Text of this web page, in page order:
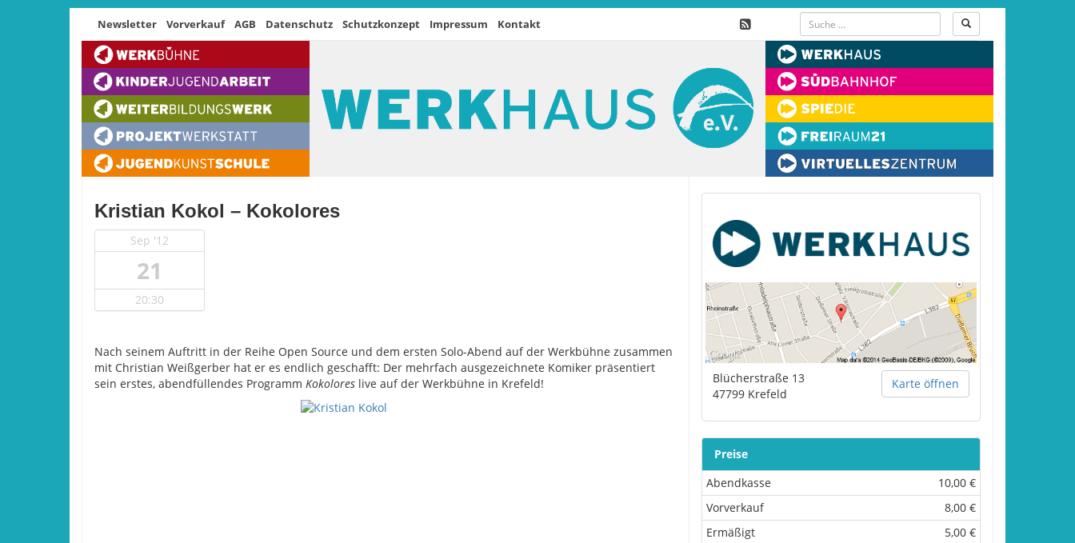
Newsletter Vorverkauf AGB Datenschutz Schutzkonzept Impressum Kontakt
Kristian Kokol – Kokolores
Sep '12
21
20:30
Nach seinem Auftritt in der Reihe Open Source und dem ersten Solo-Abend auf der Werkbühne zusammen
mit Christian Weißgerber hat er es endlich geschafft: Der mehrfach ausgezeichnete Komiker präsentiert
sein erstes, abendfüllendes Programm Kokolores live auf der Werkbühne in Krefeld! Karte öffnen
Blücherstraße 13
47799 Krefeld
Preise
Abendkasse
10,00 €
Vorverkauf
8,00 €
Ermäßigt
5,00 €